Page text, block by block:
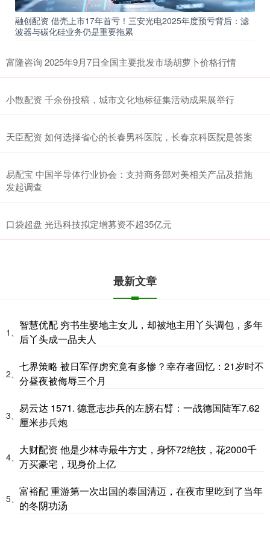
融创配资 借壳上市17年首亏！三安光电2025年度预亏背后：滤
波器与碳化硅业务仍是重要拖累
富隆咨询 2025年9月7日全国主要批发市场胡萝卜价格行情
小散配资 千余份投稿，城市文化地标征集活动成果展举行
天臣配资 如何选择省心的长春男科医院，长春京科医院是答案
易配宝 中国半导体行业协会：支持商务部对美相关产品及措施
发起调查
口袋超盘 光迅科技拟定增募资不超35亿元
最新文章
1、
智慧优配 穷书生娶地主女儿，却被地主用丫头调包，多年
后丫头成一品夫人
2、
七界策略 被日军俘虏究竟有多惨？幸存者回忆：21岁时不
分昼夜被侮辱三个月
3、
易云达 1571. 德意志步兵的左膀右臂：一战德国陆军7.62
厘米步兵炮
4、
大财配资 他是少林寺最牛方丈，身怀72绝技，花2000千
万买豪宅，现身价上亿
5、
富裕配 重游第一次出国的泰国清迈，在夜市里吃到了当年
的冬阴功汤